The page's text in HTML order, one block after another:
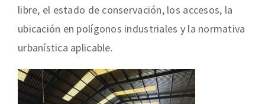
libre, el estado de conservación, los accesos, la
ubicación en polígonos industriales y la normativa
urbanística aplicable.